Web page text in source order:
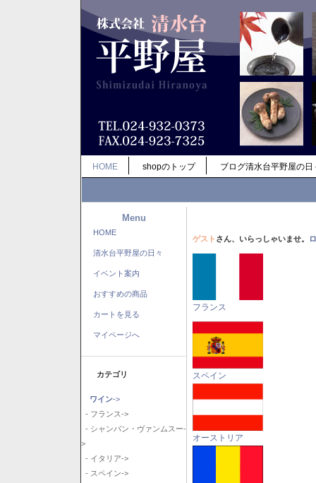
HOME shopのトップ ブログ清水台平野屋の日
Menu
HOME
清水台平野屋の日々
イベント案内
おすすめの商品
カートを見る
マイページへ
カテゴリ
ワイン->
- フランス->
- シャンパン・ヴァンムスー-
>
- イタリア->
- スペイン->
ゲスト さん、いらっしゃいませ。
フランス
スペイン
オーストリア